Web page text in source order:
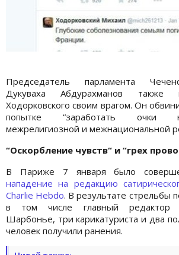
Председатель парламента
Дукуваха Абдурахманов также
Ходорковского своим врагом. Он
попытке “заработать очки
межрелигиозной и межнациональной
“Оскорбление чувств“ и “грех
В Париже 7 января было
нападение на редакцию
Charlie Hebdo. В результате стрельбы
в том числе главный редактор
Шарбонье, три карикатуриста и два
человек получили ранения.